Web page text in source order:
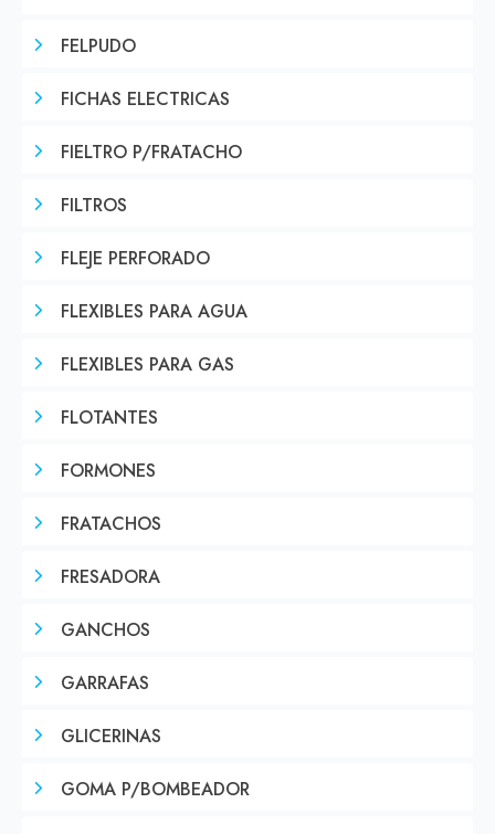
FELPUDO
FICHAS ELECTRICAS
FIELTRO P/FRATACHO
FILTROS
FLEJE PERFORADO
FLEXIBLES PARA AGUA
FLEXIBLES PARA GAS
FLOTANTES
FORMONES
FRATACHOS
FRESADORA
GANCHOS
GARRAFAS
GLICERINAS
GOMA P/BOMBEADOR